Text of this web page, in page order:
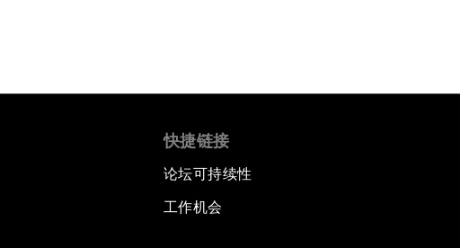
快捷链接
论坛可持续性
工作机会